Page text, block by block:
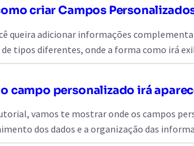
criar Campos
queira adicionar informações
tipos diferentes, onde a forma como irá
campo personalizado irá
vamos te mostrar onde os campos
dos dados e a organização das